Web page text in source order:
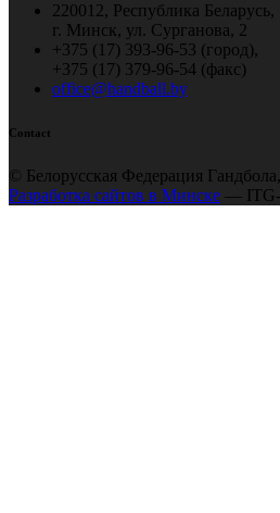
220012, Республика Беларусь,
г. Минск, ул. Сурганова, 2
+375 (17) 393-96-53 (город),
+375 (17) 379-96-54 (факс)
office@handball.by
Contact
© Белорусская Федерация
Разработка сайтов в Минске — ITG-